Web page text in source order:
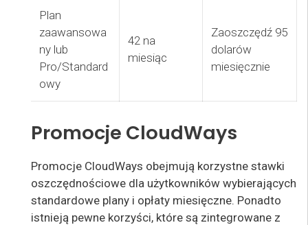
Plan
zaawansowa
ny lub
Pro/Standard
owy
42 na
miesiąc
Zaoszczędź 95
dolarów
miesięcznie
Promocje CloudWays
Promocje CloudWays obejmują korzystne stawki
oszczędnościowe dla użytkowników wybierających
standardowe plany i opłaty miesięczne. Ponadto
istnieją pewne korzyści, które są zintegrowane z